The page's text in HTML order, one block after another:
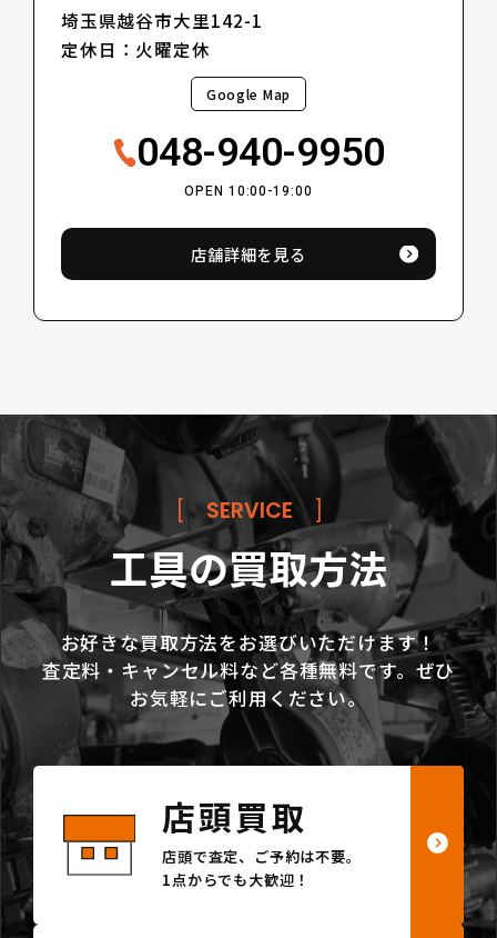
埼玉県越谷市大里142-1
定休日：火曜定休
Google Map
048-940-9950
OPEN 10:00-19:00
店舗詳細を見る
[ SERVICE ]
工具の買取方法
お好きな買取方法をお選びいただけます！
査定料・キャンセル料など各種無料です。ぜひ
お気軽にご利用ください。
店頭買取
店頭で査定、ご予約は不要。
1点からでも大歓迎！